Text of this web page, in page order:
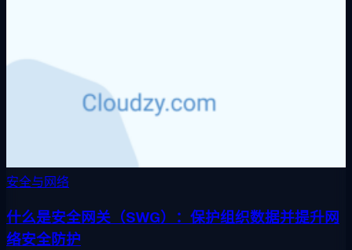
安全与网络
什么是安全网关（SWG）：保护组织数据并提升网
络安全防护